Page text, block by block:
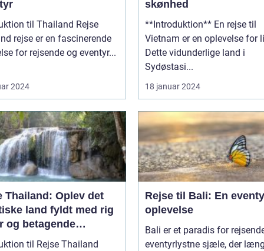
til Thailand Rejse
rejse er en fascinerende
for rejsende og eventyr...
2024
skønhed
**Introduktion** En rejse til
Vietnam er en oplevelse for
Dette vidunderlige land i
Sydøstasi...
18 januar 2024
Thailand: Oplev det
land fyldt med rig
og betagende
til Rejse Thailand
Rejse til Bali: En
oplevelse
Bali er et paradis for
eventyrlystne sjæle, der